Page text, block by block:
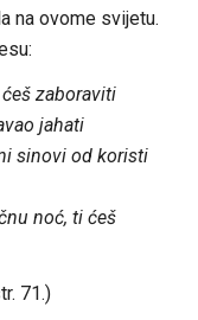
na ovome svijetu.
zaboraviti
jahati
sinovi od koristi
noć, ti ćeš
71.)